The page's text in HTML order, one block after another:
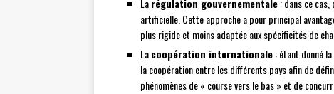
Larégulation gouvernementale: dans ce
artificielle. Cette approche a pour principal
plus rigide et moins adaptée aux spécificités de
Lacoopération internationale: étant donné
la coopération entre les différents pays afin de
phénomènes de « course vers le bas » et de